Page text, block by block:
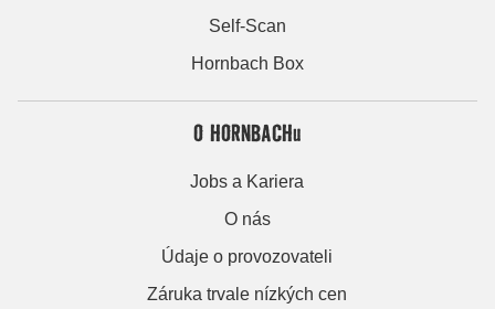
Self-Scan
Hornbach Box
O HORNBACHu
Jobs a Kariera
O nás
Údaje o provozovateli
Záruka trvale nízkých cen